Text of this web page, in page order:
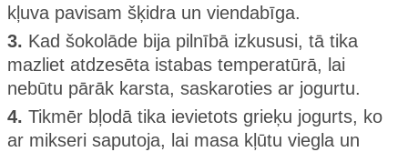
kļuva pavisam šķidra un viendabīga.
3. Kad šokolāde bija pilnībā izkususi, tā tika
mazliet atdzesēta istabas temperatūrā, lai
nebūtu pārāk karsta, saskaroties ar jogurtu.
4. Tikmēr bļodā tika ievietots grieķu jogurts, ko
ar mikseri saputoja, lai masa kļūtu viegla un